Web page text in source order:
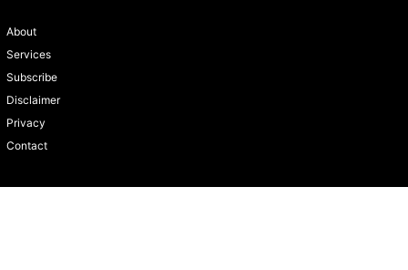
About
Services
Subscribe
Disclaimer
Privacy
Contact